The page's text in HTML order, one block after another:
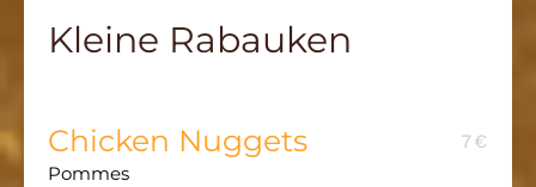
Kleine Rabauken
Chicken Nuggets
7€
Pommes